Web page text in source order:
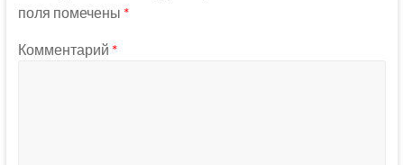
поля помечены *
Комментарий *